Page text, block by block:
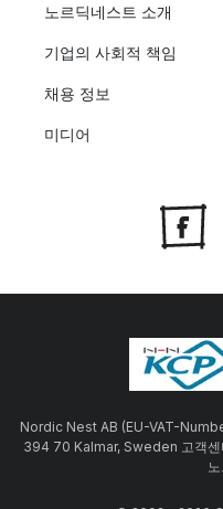
노르딕네스트 소개
기업의 사회적 책임
채용 정보
미디어
Nordic Nest AB (EU-VAT-
394 70 Kalmar, Sweden 고객